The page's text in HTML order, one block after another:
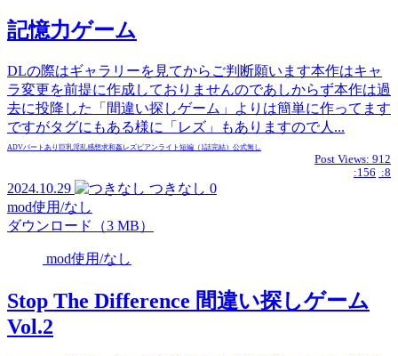
記憶力ゲーム
DLの際はギャラリーを見てからご判断願います本作はキャ
ラ変更を前提に作成しておりませんのであしからず本作は過
去に投降した「間違い探しゲーム」よりは簡単に作ってます
ですがタグにもある様に「レズ」もありますので人...
ADVパートあり 巨乳淫乱感想求和姦レズビアンライト 短編（1話完結） 公式無し
Post Views: 912
:156 :8
2024.10.29 つきなし 0
mod使用/なし
ダウンロード（3 MB）
mod使用/なし
Stop The Difference 間違い探しゲーム
Vol.2